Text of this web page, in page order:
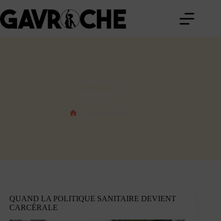
au
contenu
QUAND LA POLITIQUE SANITAIRE DEVIENT
CARCÉRALE